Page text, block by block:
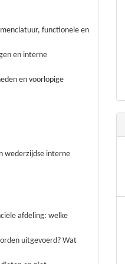
functionele en
en interne
en voorlopige
wederzijdse interne
afdeling: welke
uitgevoerd? Wat